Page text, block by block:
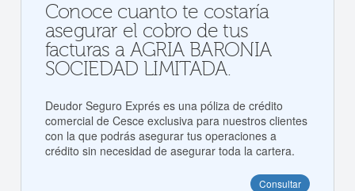
Conoce cuanto te costaría
asegurar el cobro de tus
facturas a AGRIA BARONIA
SOCIEDAD LIMITADA.
Deudor Seguro Exprés es una póliza de crédito
comercial de Cesce exclusiva para nuestros clientes
con la que podrás asegurar tus operaciones a
crédito sin necesidad de asegurar toda la cartera.
Consultar